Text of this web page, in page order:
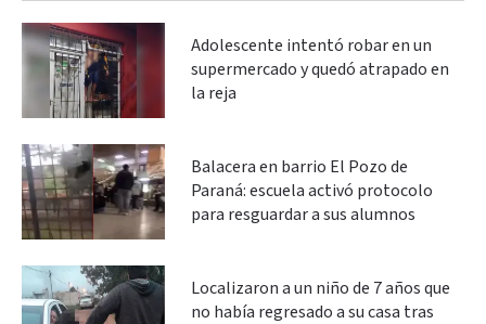
Adolescente intentó robar en un
supermercado y quedó atrapado en
la reja
Balacera en barrio El Pozo de
Paraná: escuela activó protocolo
para resguardar a sus alumnos
Localizaron a un niño de 7 años que
no había regresado a su casa tras